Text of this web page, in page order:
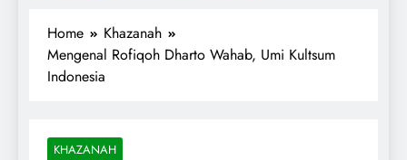
Home
Khazanah
Mengenal Rofiqoh Dharto Wahab, Umi Kultsum
Indonesia
KHAZANAH